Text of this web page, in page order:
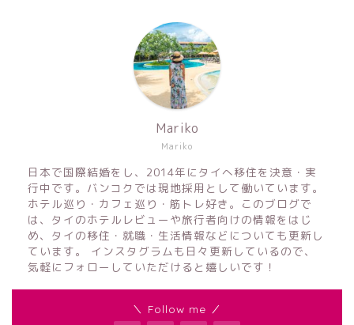
Mariko
Mariko
日本で国際結婚をし、2014年にタイへ移住を決意・実
行中です。バンコクでは現地採用として働いています。
ホテル巡り・カフェ巡り・筋トレ好き。このブログで
は、タイのホテルレビューや旅行者向けの情報をはじ
め、タイの移住・就職・生活情報などについても更新し
ています。 インスタグラムも日々更新しているので、
気軽にフォローしていただけると嬉しいです！
＼ Follow me ／